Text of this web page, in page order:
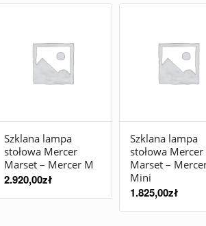
Szklana lampa
stołowa Mercer
Marset – Mercer M
2.920,00zł
Szklana lampa
stołowa Mercer
Marset –
Mini
1.825,00zł